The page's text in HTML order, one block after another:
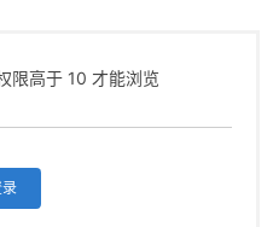
限高于 10 才能浏览